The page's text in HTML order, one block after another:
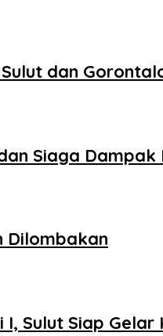
dan
Siaga Dampak
Dilombakan
Sulut Siap